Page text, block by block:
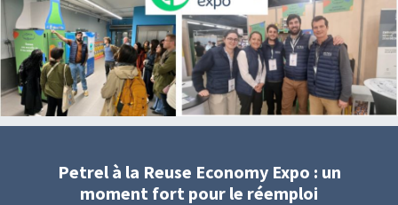
Petrel à la Reuse Economy Expo : un
moment fort pour le réemploi